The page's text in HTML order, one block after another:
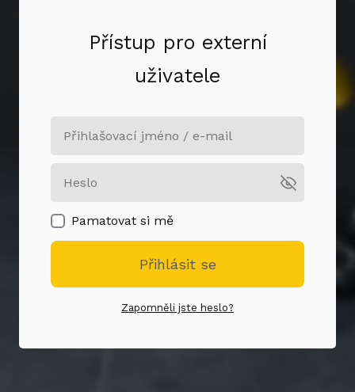
Přístup pro externí
uživatele
Pamatovat si mě
Přihlásit se
Zapomněli jste heslo?